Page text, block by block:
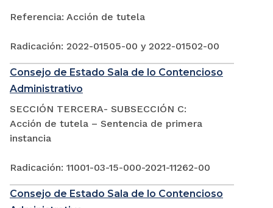
Referencia: Acción de tutela
Radicación: 2022-01505-00 y 2022-01502-00
Consejo de Estado Sala de lo Contencioso
Administrativo
SECCIÓN TERCERA- SUBSECCIÓN C:
Acción de tutela – Sentencia de primera
instancia
Radicación: 11001-03-15-000-2021-11262-00
Consejo de Estado Sala de lo Contencioso